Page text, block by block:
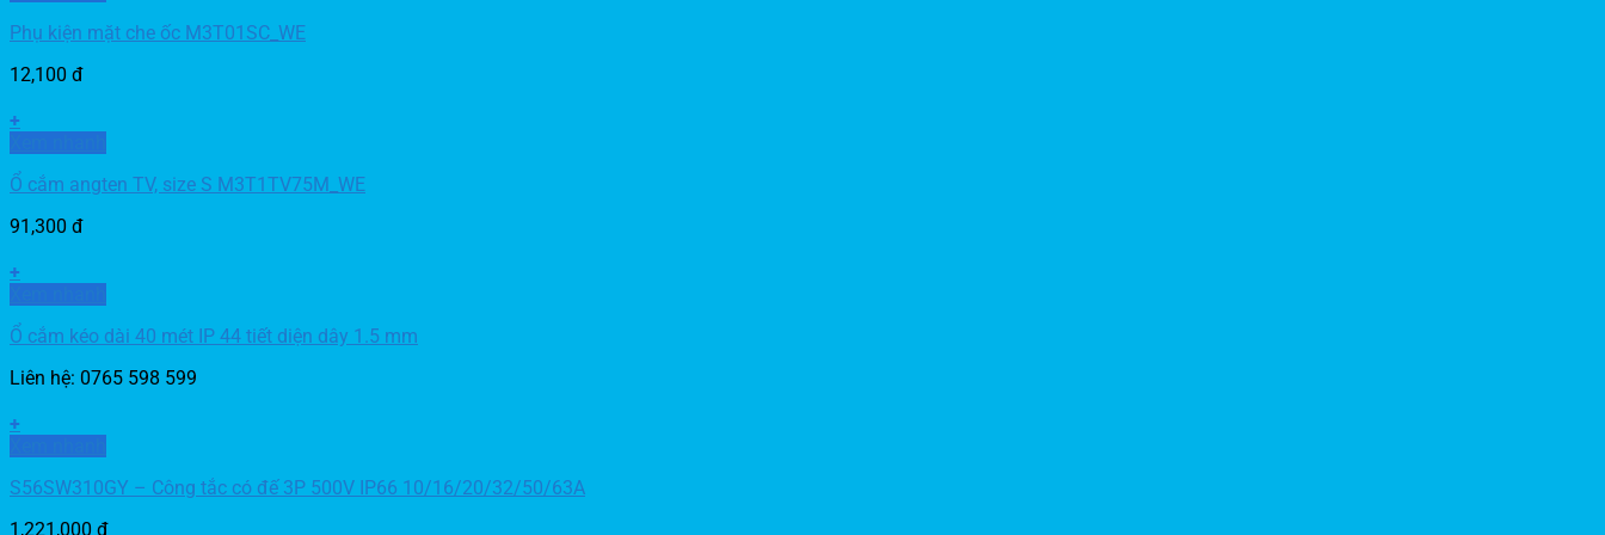
Phụ kiện mặt che ốc M3T01SC_WE
12,100 đ
+
Ổ cắm angten TV, size S M3T1TV75M_WE
91,300 đ
+
Ổ cắm kéo dài 40 mét IP 44 tiết diện dây 1.5 mm
Liên hệ: 0765 598 599
+
S56SW310GY – Công tắc có đế 3P 500V IP66 10/16/20/32/50/63A
1,221,000 đ